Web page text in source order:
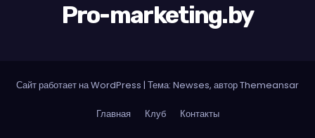
Pro-marketing.by
Сайт работает на WordPress | Тема: Newses, авторThemeansar
Главная Клуб Контакты